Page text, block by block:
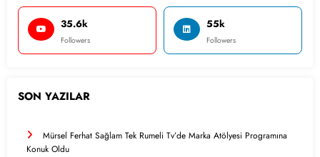
35.6k
Followers
55k
Followers
SON YAZILAR
Mürsel Ferhat Sağlam Tek Rumeli Tv’de Marka Atölyesi Programına
Konuk Oldu